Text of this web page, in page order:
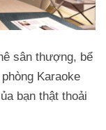
sân thượng, bể
Karaoke
bạn thật thoải